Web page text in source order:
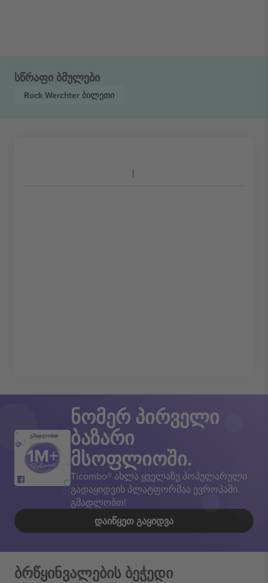
სწრაფი ბმულები
Rock Werchter ბილეთი
გმადლობთ!
ნომერ პირველი
ბაზარი
მსოფლიოში.
Ticombo® ახლა ყველაზე პოპულარული
გადაყიდვის პლატფორმაა ევროპაში.
გმადლობთ!
ᲓᲐᲘᲬᲧᲔᲗ ᲒᲐᲧᲘᲓᲕᲐ
ბრწყინვალების ბეჭედი